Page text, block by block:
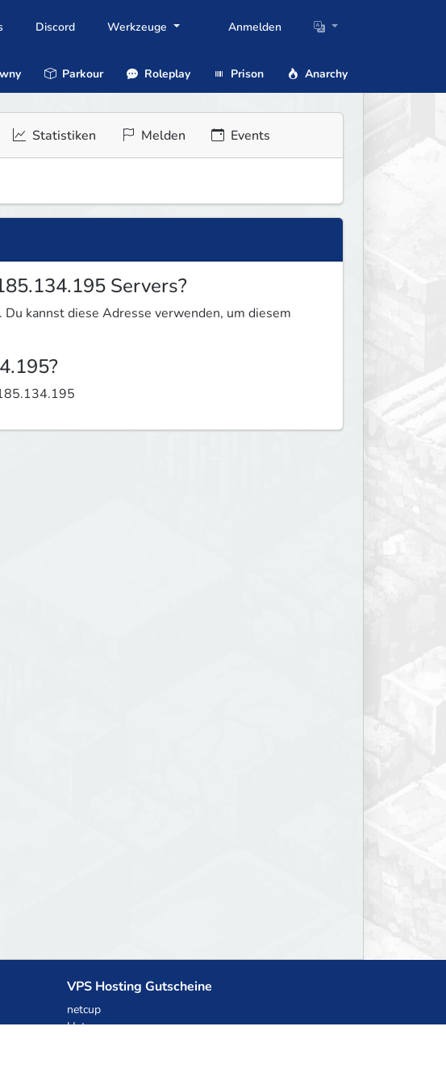
Discord Werkzeuge Anmelden
Parkour Roleplay Prison Anarchy
Statistiken Melden Events
Servers?
kannst diese Adresse verwenden, um diesem
VPS Hosting Gutscheine
netcup
Hetzner